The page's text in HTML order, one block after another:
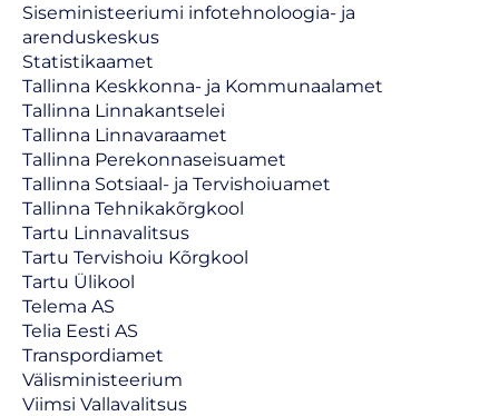
Siseministeeriumi infotehnoloogia- ja
arenduskeskus
Statistikaamet
Tallinna Keskkonna- ja Kommunaalamet
Tallinna Linnakantselei
Tallinna Linnavaraamet
Tallinna Perekonnaseisuamet
Tallinna Sotsiaal- ja Tervishoiuamet
Tallinna Tehnikakõrgkool
Tartu Linnavalitsus
Tartu Tervishoiu Kõrgkool
Tartu Ülikool
Telema AS
Telia Eesti AS
Transpordiamet
Välisministeerium
Viimsi Vallavalitsus